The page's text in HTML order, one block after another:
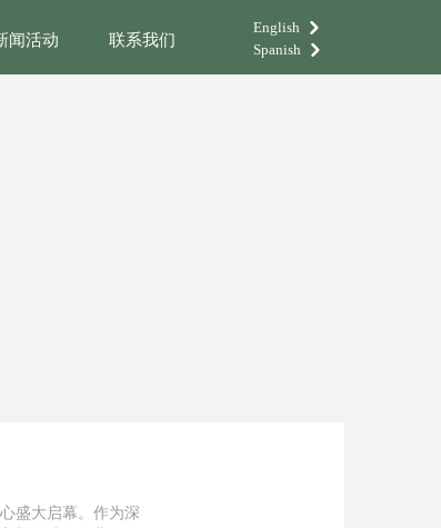
闻活动 联系我们
English 낑
Spanish 낑
盛大启幕。作为深